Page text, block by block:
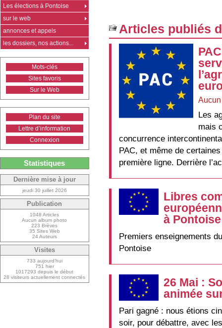
Articles publiés
Les
mais
concurrence
PAC, et même de
première ligne. Derrière
Libres
à Pontoise
Premiers enseignements
Pontoise
26 Mai :
animée
Pari gagné : nous étions
soir, pour débattre, avec
Les élections à Pontoise
sur le web
annonces et appels
les dossiers, nos actions...
Mots-clés
Sites favoris
Sur le Web
Plan du site
Lettre d’information
Connexion
Statistiques
Dernière mise à jour
jeudi 30 juillet 2026
Publication
1048 Articles
Aucun album photo
223 Brèves
35 Sites Web
24 Auteurs
Visites
733 aujourd’hui
751 hier
1017293 depuis le début
28 visiteurs actuellement connectés